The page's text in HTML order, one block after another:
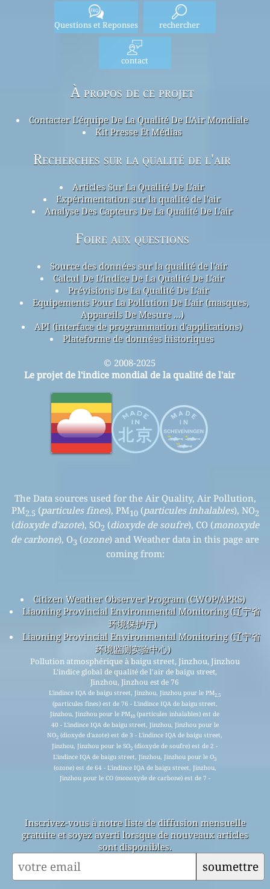
Questions et Reponses rechercher
contact
À propos de ce projet
Contacter L'équipe De La Qualité De L'Air Mondiale
Kit Presse Et Médias
Recherches sur la qualité de l'air
Articles Sur La Qualité De L'air
Expérimentation sur la qualité de l'air
Analyse Des Capteurs De La Qualité De L'air
Foire aux questions
Source des données sur la qualité de l'air
Calcul De L'indice De La Qualité De L'air
Prévisions De La Qualité De L'air
Equipements Pour La Pollution De L'air (masques,
Appareils De Mesure ...)
API (interface de programmation d'applications)
Plateforme de données historiques
© 2008-2025
Le projet de l'indice mondial de la qualité de l'air
The Data sources used for the Air Quality, Air Pollution,
PM2.5 (particules fines), PM10(particules inhalables), NO2
(dioxyde d'azote), SO2 (dioxyde de soufre), CO (monoxyde
de carbone), O3 (ozone) and Weather data in this page are
coming from:
Citizen Weather Observer Program (CWOP/APRS)
Liaoning Provincial Environmental Monitoring (辽宁省
环境保护厅)
Liaoning Provincial Environmental Monitoring (辽宁省
环境监测实验中心)
Pollution atmosphérique à baigu street, Jinzhou, Jinzhou
L'indice global de qualité de l'air de baigu street,
Jinzhou, Jinzhou est de 76
L'indince IQA de baigu street, Jinzhou, Jinzhou pour le PM2.5
(particules fines) est de 76 - L'indince IQA de baigu street,
Jinzhou, Jinzhou pour le PM10 (particules inhalables) est de
40 - L'indince IQA de baigu street, Jinzhou, Jinzhou pour le
NO2 (dioxyde d'azote) est de 3 - L'indince IQA de baigu street,
Jinzhou, Jinzhou pour le SO2 (dioxyde de soufre) est de 2 -
L'indince IQA de baigu street, Jinzhou, Jinzhou pour le O3
(ozone) est de 64 - L'indince IQA de baigu street, Jinzhou,
Jinzhou pour le CO (monoxyde de carbone) est de 7 -
Inscrivez-vous à notre liste de diffusion mensuelle
gratuite et soyez averti lorsque de nouveaux articles
sont disponibles.
soumettre